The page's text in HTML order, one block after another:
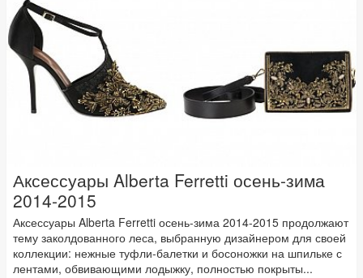
Аксессуары Alberta Ferretti осень-зима
2014-2015
Аксессуары Alberta Ferretti осень-зима 2014-2015 продолжают
тему заколдованного леса, выбранную дизайнером для своей
коллекции: нежные туфли-балетки и босоножки на шпильке с
лентами, обвивающими лодыжку, полностью покрыты...